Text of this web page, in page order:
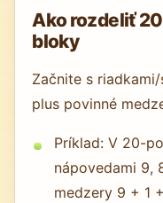
Ako rozdeliť
bloky
Začnite s
plus povinné
Príklad: V 20-
nápovedami 9,
medzery 9 + 1